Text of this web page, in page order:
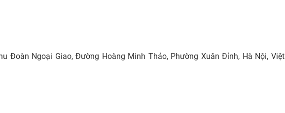
Đoàn Ngoại Giao, Đường Hoàng Minh Thảo, Phường Xuân Đỉnh, Hà Nội, Việt